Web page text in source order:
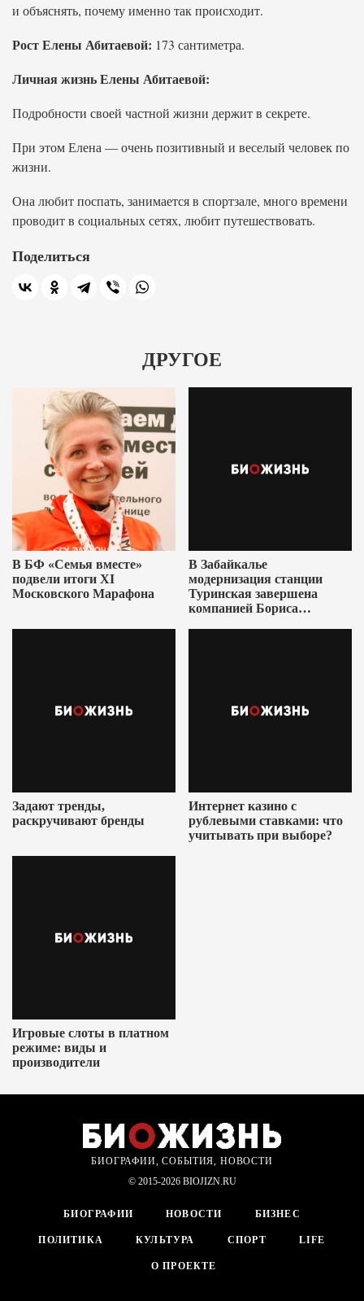
и объяснять, почему именно так происходит.
Рост Елены Абитаевой: 173 сантиметра.
Личная жизнь Елены Абитаевой:
Подробности своей частной жизни держит в секрете.
При этом Елена — очень позитивный и веселый человек по
жизни.
Она любит поспать, занимается в спортзале, много времени
проводит в социальных сетях, любит путешествовать.
Поделиться
ДРУГОЕ
В БФ «Семья вместе»
подвели итоги XI
Московского Марафона
В Забайкалье
модернизация станции
Туринская завершена
компанией Бориса
Задают тренды,
раскручивают бренды
Интернет казино с
рублевыми ставками: что
учитывать при выборе?
Игровые слоты в платном
режиме: виды и
производители
БИОГРАФИИ, СОБЫТИЯ, НОВОСТИ
© 2015-2026 BIOJIZN.RU
БИОГРАФИИ НОВОСТИ БИЗНЕС
ПОЛИТИКА КУЛЬТУРА СПОРТ LIFE
О ПРОЕКТЕ